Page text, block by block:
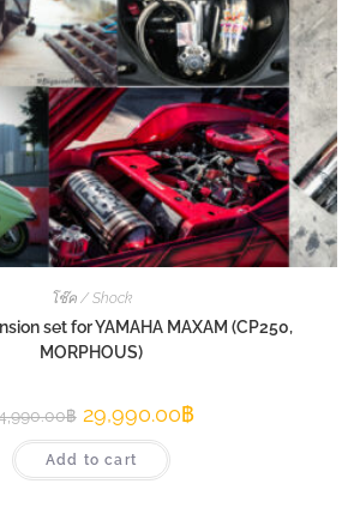
โช๊ค / Shock
set for YAMAHA MAXAM (CP250,
MORPHOUS)
฿ 29,990.00฿
Add to cart